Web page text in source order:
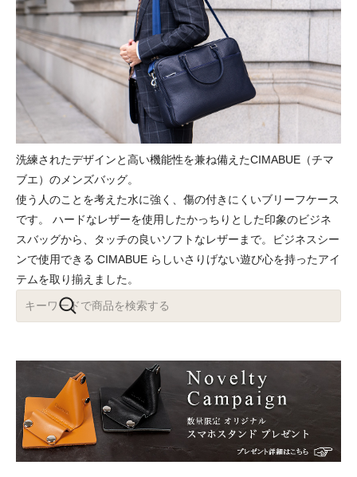
洗練されたデザインと高い機能性を兼ね備えたCIMABUE（チマ
ブエ）のメンズバッグ。
使う人のことを考えた水に強く、傷の付きにくいブリーフケース
です。 ハードなレザーを使用したかっちりとした印象のビジネ
スバッグから、タッチの良いソフトなレザーまで。ビジネスシー
ンで使用できる CIMABUE らしいさりげない遊び心を持ったアイ
テムを取り揃えました。